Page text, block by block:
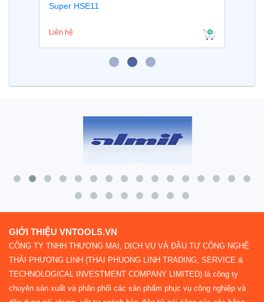
Super HSE11
Liên hệ
GIỚI THIỆU VNTOOLS.VN
CÔNG TY TNHH THƯƠNG MẠI, DỊCH VỤ VÀ ĐẦU TƯ CÔNG NGHỆ
THÁI PHƯƠNG LINH (THAI PHUONG LINH TRADING, SERVICE &
TECHNOLOGICAL INVESTMENT COMPANY LIMITED) là công ty
chuyên sản xuất và phân phối các sản phẩm phục vụ công nghiệp và